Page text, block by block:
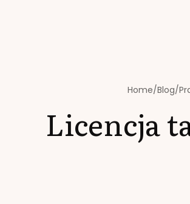
Home/Blog/
Licencja